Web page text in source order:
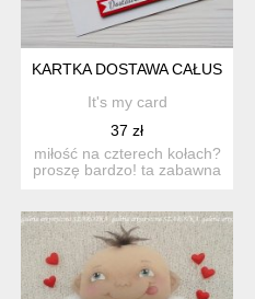
KARTKA DOSTAWA CAŁUSÓW
It's my card
37 zł
miłość na czterech kołach?
proszę bardzo! ta zabawna